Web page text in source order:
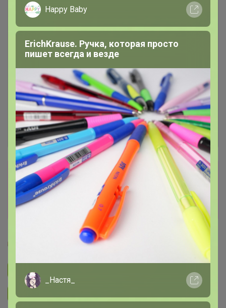
Сбор заказов в данной закупке
завершен
Перейти к текущей закупке
Happy Baby
ErichKrause. Ручка, которая просто
пишет всегда и везде
_Настя_